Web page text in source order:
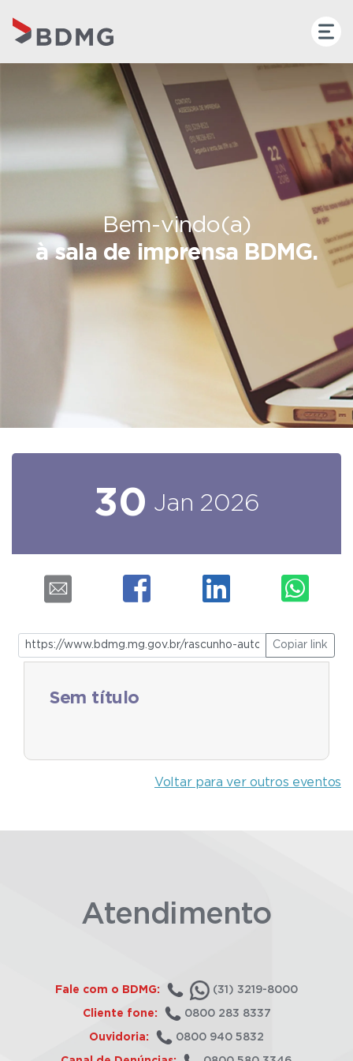
Bem-vindo(a)
à sala de imprensa BDMG.
30 Jan 2026
Copiar link
Sem título
Voltar para ver outros eventos
Atendimento
Fale com o BDMG: (31) 3219-8000
Cliente fone: 0800 283 8337
Ouvidoria: 0800 940 5832